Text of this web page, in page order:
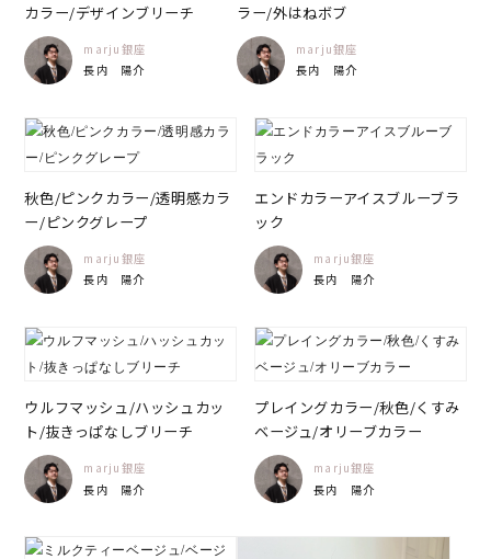
カラー/デザインブリーチ
marju銀座
長内 陽介
ラー/外はねボブ
marju銀座
長内 陽介
秋色/ピンクカラー/透明感カラ
ー/ピンクグレープ
marju銀座
長内 陽介
エンドカラーアイスブルーブラ
ック
marju銀座
長内 陽介
ウルフマッシュ/ハッシュカッ
ト/抜きっぱなしブリーチ
marju銀座
長内 陽介
プレイングカラー/秋色/くすみ
ベージュ/オリーブカラー
marju銀座
長内 陽介